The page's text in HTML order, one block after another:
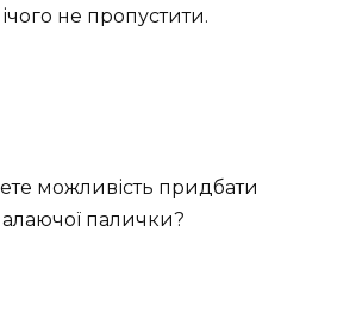
не пропустити.
можливість придбати
палички?